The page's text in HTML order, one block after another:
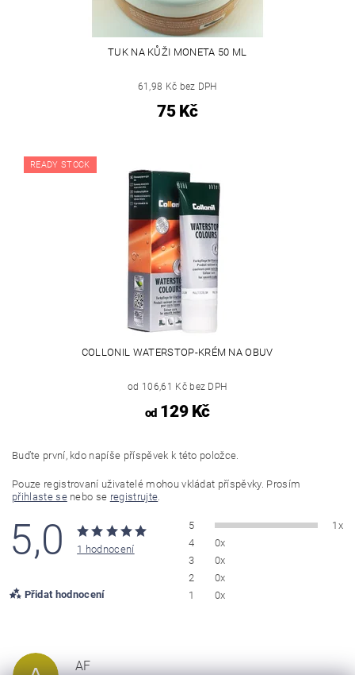
TUK NA KŮŽI MONETA 50 ML
61,98 Kč bez DPH
75 Kč
READY STOCK
COLLONIL WATERSTOP-KRÉM NA OBUV
od 106,61 Kč bez DPH
od129 Kč
Buďte první, kdo napíše příspěvek k této položce.
Pouze registrovaní uživatelé mohou vkládat příspěvky. Prosím
přihlaste senebo se registrujte
5,0 1 hodnocení
Přidat hodnocení
5
1x
4
0x
3
0x
2
0x
1
0x
AF